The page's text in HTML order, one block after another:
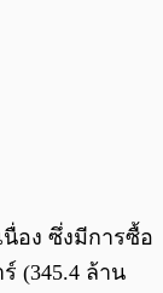
นื่อง ซึ่งมีการซื้อ
(345.4 ล้าน